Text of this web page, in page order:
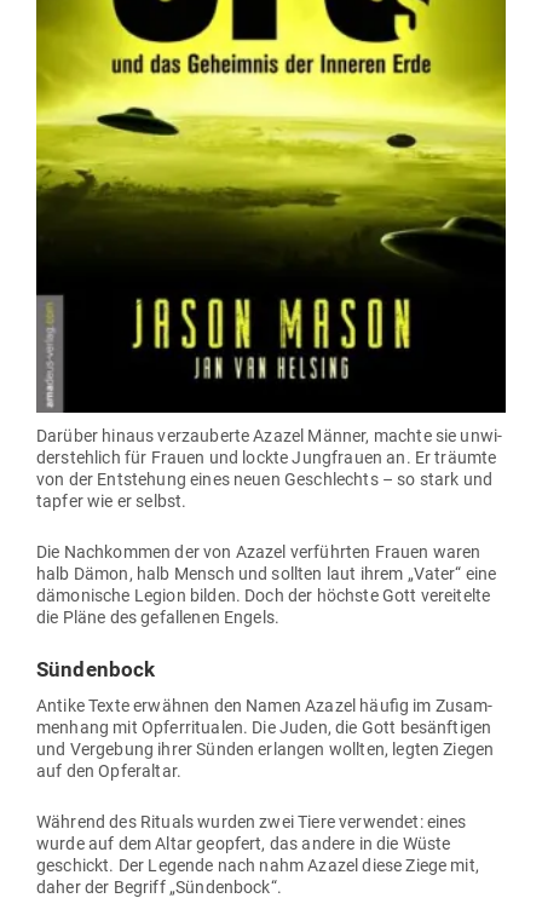
Darüber hinaus ver­zau­berte Azazel Männer, machte sie unwi­
der­stehlich für Frauen und lockte Jung­frauen an. Er träumte
von der Ent­stehung eines neuen Geschlechts – so stark und
tapfer wie er selbst.
Die Nach­kommen der von Azazel ver­führten Frauen waren
halb Dämon, halb Mensch und sollten laut ihrem „Vater“ eine
dämo­nische Legion bilden. Doch der höchste Gott ver­ei­telte
die Pläne des gefal­lenen Engels.
Sün­denbock
Antike Texte erwähnen den Namen Azazel häufig im Zusam­
menhang mit Opfer­ri­tualen. Die Juden, die Gott besänf­tigen
und Ver­gebung ihrer Sünden erlangen wollten, legten Ziegen
auf den Opferaltar.
Während des Rituals wurden zwei Tiere ver­wendet: eines
wurde auf dem Altar geopfert, das andere in die Wüste
geschickt. Der Legende nach nahm Azazel diese Ziege mit,
daher der Begriff „Sün­denbock“.